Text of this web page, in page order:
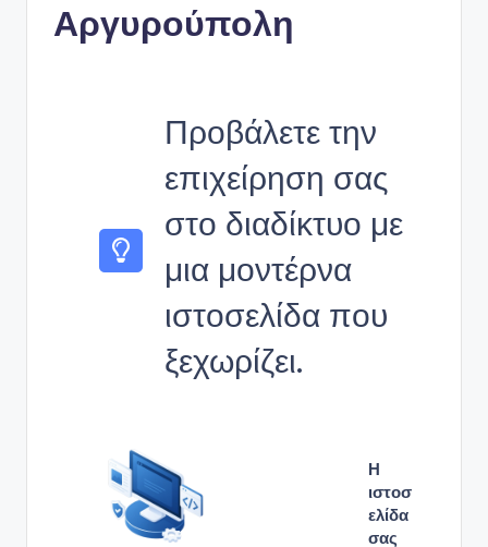
Αργυρούπολη
Προβάλετε την
επιχείρηση σας
στο διαδίκτυο με
μια μοντέρνα
ιστοσελίδα που
ξεχωρίζει.
Η
ιστοσ
ελίδα
σας